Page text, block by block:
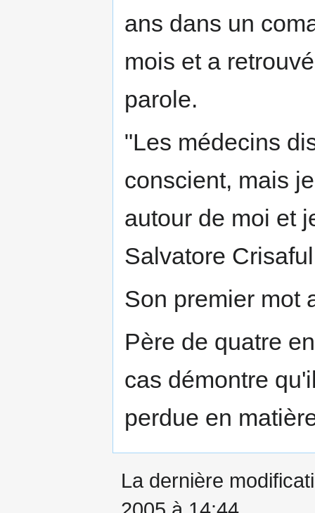
ans dans un
mois et a
parole.
"Les médecins
conscient, mais
autour de moi et
Salvatore
Son premier mot
Père de quatre
cas démontre
perdue en
La dernière